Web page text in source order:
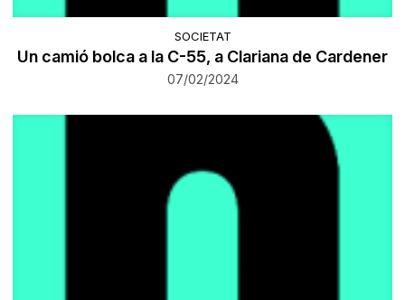
SOCIETAT
​Un camió bolca a la C-55, a Clariana de Cardener
07/02/2024